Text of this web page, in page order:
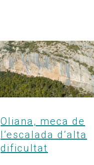
Oliana, meca de
l’escalada d’alta
dificultat